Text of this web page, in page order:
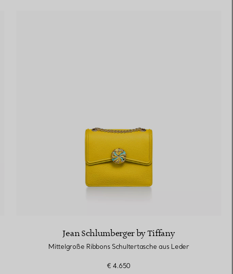
Jean Schlumberger by Tiffany
Mittelgroße Ribbons Schultertasche aus Leder
€ 4.650